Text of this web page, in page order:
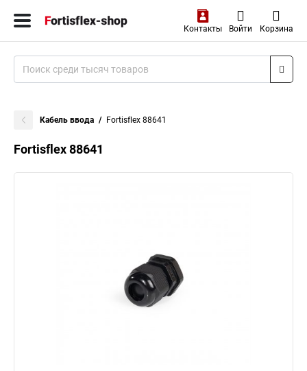
Контакты Войти Корзина
Кабель ввода Fortisflex 88641
Fortisflex 88641